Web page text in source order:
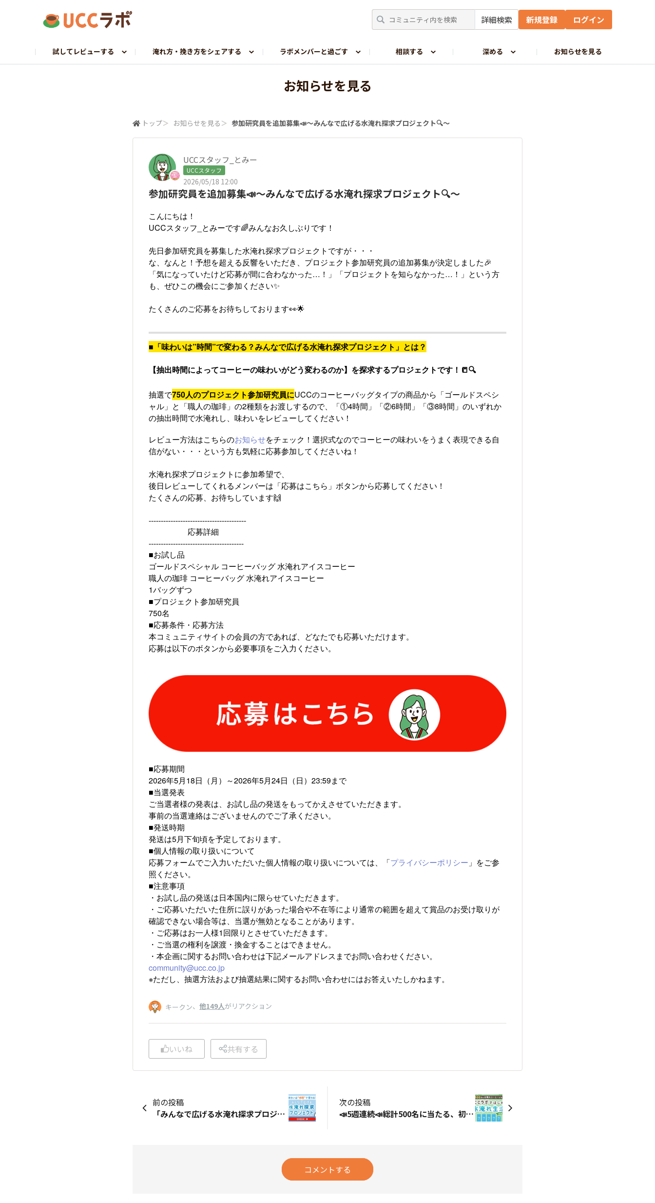
詳細検索 新規登録 ログイン
試してレビューする 淹れ方・挽き方をシェアする ラボメンバーと過ごす 相談する 深める お知らせを見る
お知らせを見る
トップ＞ お知らせを見る ＞ 参加研究員を追加募集📣～みんなで広げる水淹れ探求プロジェクト🔍～
UCCスタッフ_とみー
UCCスタッフ
2026/05/18 12:00
参加研究員を追加募集📣～みんなで広げる水淹れ探求プロジェクト🔍～
こんにちは！
UCCスタッフ_とみーです🌈みんなお久しぶりです！
先日参加研究員を募集した水淹れ探求プロジェクトですが・・・
な、なんと！予想を超える反響をいただき、プロジェクト参加研究員の追加募集が決定しました🎉
「気になっていたけど応募が間に合わなかった…！」「プロジェクトを知らなかった…！」という方
も、ぜひこの機会にご参加ください✨
たくさんのご応募をお待ちしております👀🌟
■「味わいは”時間”で変わる？みんなで広げる水淹れ探求プロジェクト」とは？
【抽出時間によってコーヒーの味わいがどう変わるのか】を探求するプロジェクトです！📒🔍
抽選で750人のプロジェクト参加研究員にUCCのコーヒーバッグタイプの商品から「ゴールドスペシ
ャル」と「職人の珈琲」の2種類をお渡しするので、「①4時間」「②6時間」「③8時間」のいずれか
の抽出時間で水淹れし、味わいをレビューしてください！
レビュー方法はこちらのお知らせをチェック！選択式なのでコーヒーの味わいをうまく表現できる自
信がない・・・という方も気軽に応募参加してくださいね！
水淹れ探求プロジェクトに参加希望で、
後日レビューしてくれるメンバーは「応募はこちら」ボタンから応募してください！
たくさんの応募、お待ちしています🙌​
----------------------------------------
応募詳細
---------------------------------------
■お試し品
ゴールドスペシャル コーヒーバッグ 水淹れアイスコーヒー
職人の珈琲 コーヒーバッグ 水淹れアイスコーヒー
1バッグずつ
■プロジェクト参加研究員
750名
■応募条件・応募方法
本コミュニティサイトの会員の方であれば、どなたでも応募いただけます。
応募は以下のボタンから必要事項をご入力ください。
​■応募期間
2026年5月18日（月）～2026年5月24日（日）23:59まで
■当選発表
ご当選者様の発表は、お試し品の発送をもってかえさせていただきます。
事前の当選連絡はございませんのでご了承ください。
■発送時期
発送は5月下旬頃を予定しております。
■個人情報の取り扱いについて
応募フォームでご入力いただいた個人情報の取り扱いについては、「プライバシーポリシー 」をご参
照ください。
■注意事項
・お試し品の発送は日本国内に限らせていただきます。
・ご応募いただいた住所に誤りがあった場合や不在等により通常の範囲を超えて賞品のお受け取りが
確認できない場合等は、当選が無効となることがあります。
・ご応募はお一人様1回限りとさせていただきます。
・ご当選の権利を譲渡・換金することはできません。
・本企画に関するお問い合わせは下記メールアドレスまでお問い合わせください。
community@ucc.co.jp
※ただし、抽選方法および抽選結果に関するお問い合わせにはお答えいたしかねます。
キークン、 他149人がリアクション
いいね 共有する
前の投稿
「みんなで広げる水淹れ探求プロジェクト」参加研究員の方へお願い📢
次の投稿
📣5週連続📣総計500名に当たる、初夏を彩る大型企画スタート🌟
コメントする